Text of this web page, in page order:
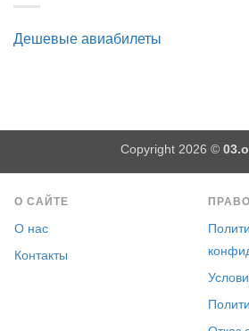
Дешевые авиабилеты
Copyright 2026 ©
О САЙТЕ
О нас
Контакты